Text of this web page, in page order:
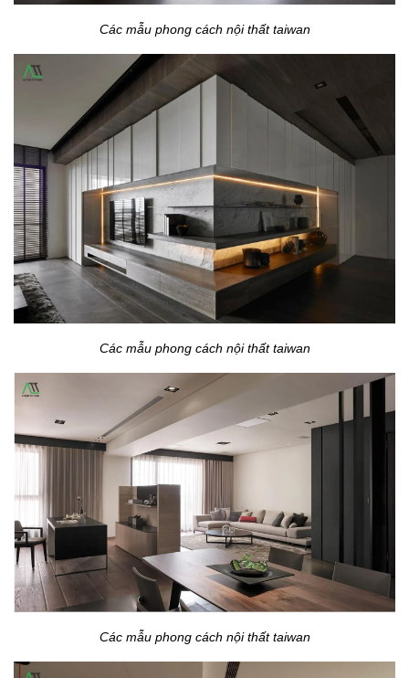
Các mẫu phong cách nội thất taiwan
Các mẫu phong cách nội thất taiwan
Các mẫu phong cách nội thất taiwan